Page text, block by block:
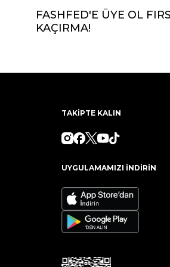
FASHFED'E ÜYE OL
KAÇIRMA!
TAKİPTE KALIN
UYGULAMAMIZI İNDİRİN